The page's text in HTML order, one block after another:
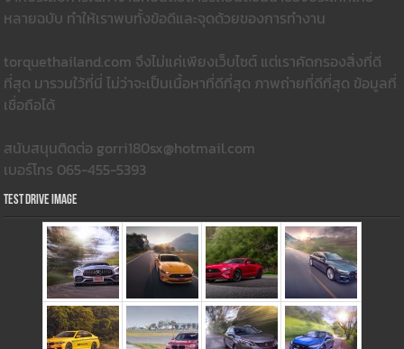
หลายฉบับ ทำให้เราพบทั้งข้อดีและจุดด้วยของการทำงาน
torquethailand.com จึงไม่แค่เพียงเว็บไซต์ แต่เราคัดกรองสิ่งที่ดี
ที่สุด มารวมใว้ที่นี่ ไม่ว่าจะเป็นเนื้อหาที่ดีที่สุด ภาพถ่ายที่ดีที่สุด ข้อมูลที่
เชื่อถือได้
สนับสนุนติดต่อ gorri180sx@hotmail.com
เบอร์โทร 065-455-5393
Test Drive Image